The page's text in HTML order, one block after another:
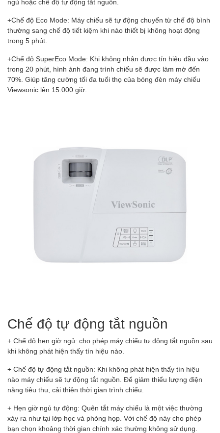
+Chế độ Eco Mode: Máy chiếu sẽ tự động chuyển từ chế độ bình
thường sang chế độ tiết kiệm khi nào thiết bị không hoạt động
trong 5 phút.
+Chế độ SuperEco Mode: Khi không nhận được tín hiệu đầu vào
trong 20 phút, hình ảnh đang trình chiếu sẽ được làm mờ đến
70%. Giúp tăng cường tối đa tuổi thọ của bóng đèn máy chiếu
Viewsonic lên 15.000 giờ.
Chế độ tự động tắt nguồn
+ Chế độ hẹn giờ ngủ: cho phép máy chiếu tự động tắt nguồn sau
khi không phát hiện thấy tín hiệu nào.
+ Chế độ tự động tắt nguồn: Khi không phát hiện thấy tín hiệu
nào máy chiếu sẽ tự động tắt nguồn. Để giảm thiểu lượng điện
năng tiêu thụ, cải thiện thời gian trình chiếu.
+ Hẹn giờ ngủ tự động: Quên tắt máy chiếu là một việc thường
xảy ra như tại lớp học và phòng họp. Với chế độ này cho phép
bạn chọn khoảng thời gian chính xác thường không sử dụng.